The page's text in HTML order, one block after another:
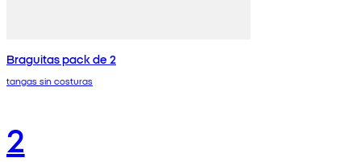
Braguitas pack de 2
tangas sin costuras
2